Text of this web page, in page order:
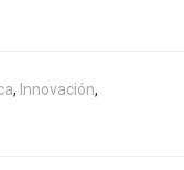
, Innovación,